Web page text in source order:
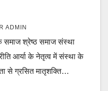
ADMIN
समाज श्रेष्ठ समाज संस्था
आर्या के नेतृत्व में संस्था के
से ग्रसित मातृशक्ति…